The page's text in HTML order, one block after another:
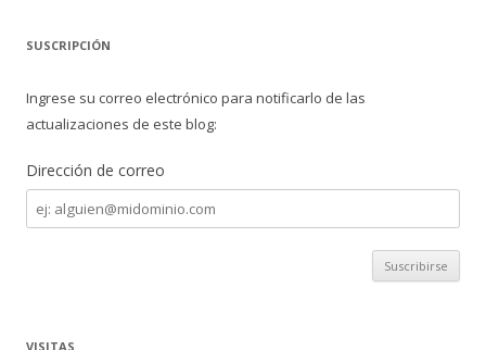
SUSCRIPCIÓN
Ingrese su correo electrónico para notificarlo de las
actualizaciones de este blog:
Dirección de correo
Dirección
de
correo
VISITAS